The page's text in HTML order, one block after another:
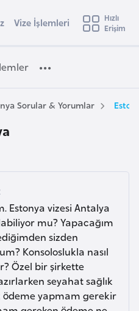
e
t
Vize İşlemleri
Hızlı
Erişim
Sorular & Yorumlar
Estonya vizesi Antalya
mu? Yapacağım
sizden
Konsoloslukla nasıl
Özel bir şirkette
seyahat sağlık
ödeme yapmam gerekir